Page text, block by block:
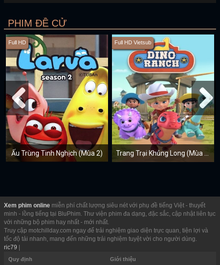
PHIM ĐỀ CỬ
Full HD
Ấu Trùng Tinh Nghịch (Mùa 2)
Full HD Vietsub
Trang Trại Khủng Long (Mùa 2)
Xem phim online miễn phí chất lượng siêu nét với phụ đề tiếng Việt - thuyết
minh - lồng tiếng tại BluPhim. Thư viện phim đa dạng, đặc sắc, cập nhật liên tục
với những bộ phim hay nhất - mới nhất.
Truy cập motchillday.com ngay để trải nghiệm giao diện trực quan, tiện lợi và
tốc độ tải nhanh, mang đến những trải nghiệm tuyệt vời cho người dùng.
ric79 |
Quy định Giới thiệu